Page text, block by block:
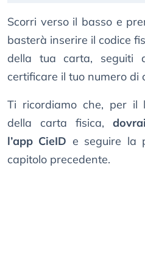
Scorri verso il basso e
basterà inserire il codice
della tua carta, seguiti
certificare il tuo numero di
Ti ricordiamo che, per il
della carta fisica,
l’app CieID e seguire la
capitolo precedente.